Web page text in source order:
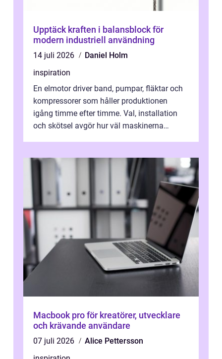
Upptäck kraften i balansblock för
modern industriell användning
14 juli 2026
Daniel Holm
inspiration
En elmotor driver band, pumpar, fläktar och
kompressorer som håller produktionen
igång timme efter timme. Val, installation
och skötsel avgör hur väl maskinerna
Macbook pro för kreatörer, utvecklare
och krävande användare
07 juli 2026
Alice Pettersson